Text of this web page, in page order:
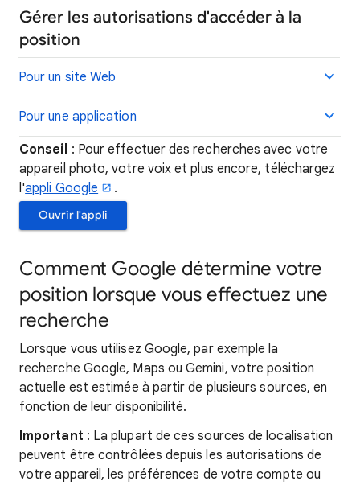
Gérer les autorisations d'accéder à la
position
Pour un site Web
Pour une application
Conseil : Pour effectuer des recherches avec votre
appareil photo, votre voix et plus encore, téléchargez
l'appli Google .
Ouvrir l'appli
Comment Google détermine votre
position lorsque vous effectuez une
recherche
Lorsque vous utilisez Google, par exemple la
recherche Google, Maps ou Gemini, votre position
actuelle est estimée à partir de plusieurs sources, en
fonction de leur disponibilité.
Important : La plupart de ces sources de localisation
peuvent être contrôlées depuis les autorisations de
votre appareil, les préférences de votre compte ou